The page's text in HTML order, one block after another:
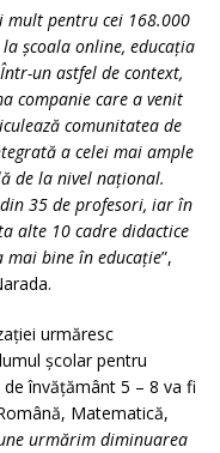
mult pentru cei 168.000
școala online, educația
un astfel de context,
companie care a venit
comunitatea de
a celei mai ample
de la nivel național.
35 de profesori, iar în
alte 10 cadre didactice
bine în educație”,
urmăresc
școlar pentru
învățământ 5 – 8 va fi
Matematică,
urmărim diminuarea